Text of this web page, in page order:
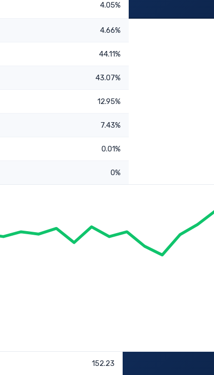
4.05%
4.66%
44.11%
43.07%
12.95%
7.43%
0.01%
0%
152.23